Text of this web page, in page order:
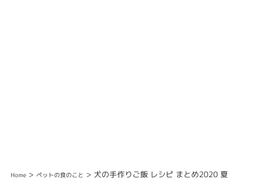
Home> ペットの食のこと > 犬の手作りご飯 レシピ まとめ2020 夏